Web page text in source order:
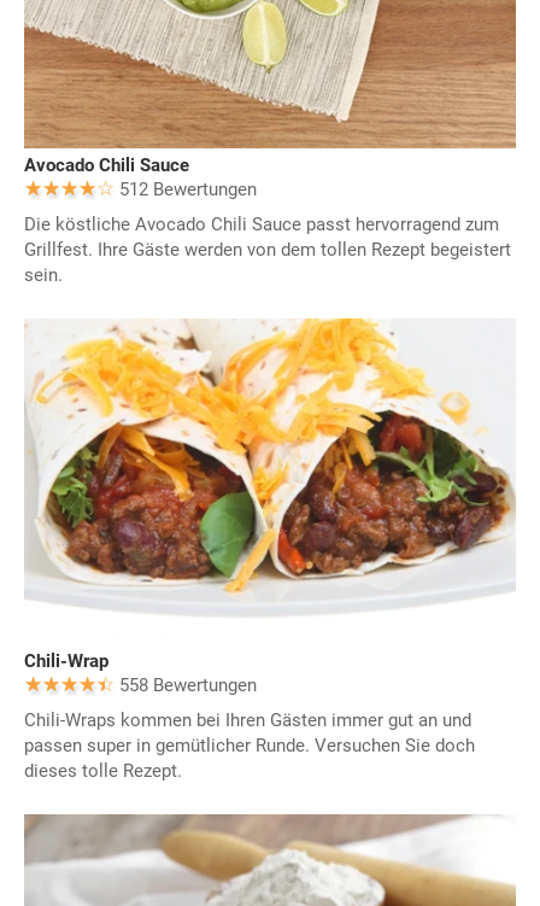
Avocado Chili Sauce
512 Bewertungen
Die köstliche Avocado Chili Sauce passt hervorragend zum
Grillfest. Ihre Gäste werden von dem tollen Rezept begeistert
sein.
Chili-Wrap
558 Bewertungen
Chili-Wraps kommen bei Ihren Gästen immer gut an und
passen super in gemütlicher Runde. Versuchen Sie doch
dieses tolle Rezept.